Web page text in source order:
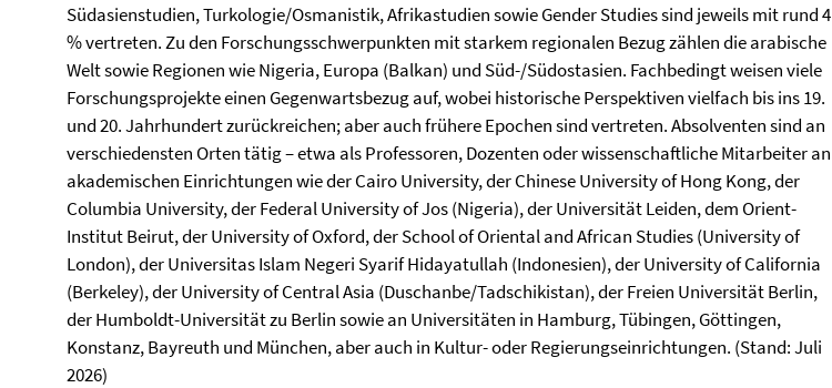
Südasienstudien, Turkologie/Osmanistik, Afrikastudien sowie Gender Studies sind jeweils mit rund 4
% vertreten. Zu den Forschungsschwerpunkten mit starkem regionalen Bezug zählen die arabische
Welt sowie Regionen wie Nigeria, Europa (Balkan) und Süd-/Südostasien. Fachbedingt weisen viele
Forschungsprojekte einen Gegenwartsbezug auf, wobei historische Perspektiven vielfach bis ins 19.
und 20. Jahrhundert zurückreichen; aber auch frühere Epochen sind vertreten. Absolventen sind an
verschiedensten Orten tätig – etwa als Professoren, Dozenten oder wissenschaftliche Mitarbeiter an
akademischen Einrichtungen wie der Cairo University, der Chinese University of Hong Kong, der
Columbia University, der Federal University of Jos (Nigeria), der Universität Leiden, dem Orient-
Institut Beirut, der University of Oxford, der School of Oriental and African Studies (University of
London), der Universitas Islam Negeri Syarif Hidayatullah (Indonesien), der University of California
(Berkeley), der University of Central Asia (Duschanbe/Tadschikistan), der Freien Universität Berlin,
der Humboldt-Universität zu Berlin sowie an Universitäten in Hamburg, Tübingen, Göttingen,
Konstanz, Bayreuth und München, aber auch in Kultur- oder Regierungseinrichtungen. (Stand: Juli
2026)